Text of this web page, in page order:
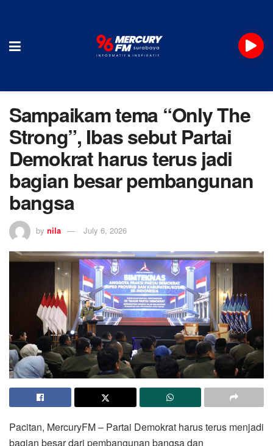
Sampaikam tema “Only The
Strong”, Ibas sebut Partai
Demokrat harus terus jadi
bagian besar pembangunan
bangsa
by nila July 6, 2026
Pacitan, MercuryFM – Partai Demokrat harus terus menjadi
bagian besar dari pembangunan bangsa dan